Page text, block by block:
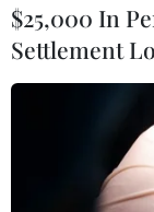
38.000
$25,000 In
Settlement